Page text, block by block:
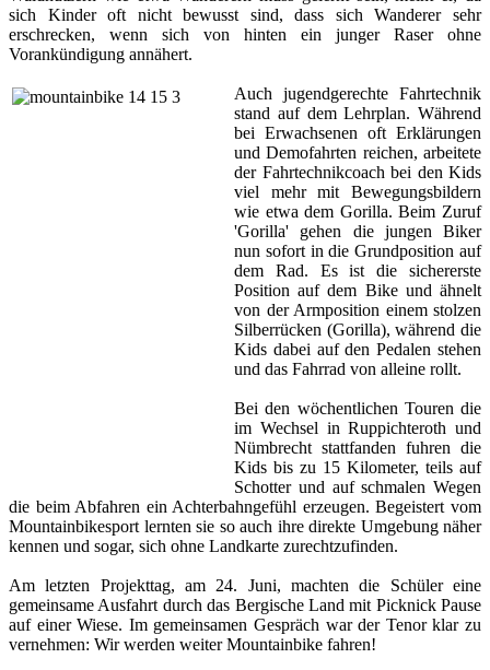
sich Kinder oft nicht bewusst sind, dass sich Wanderer sehr
erschrecken, wenn sich von hinten ein junger Raser ohne
Vorankündigung annähert.
Auch jugendgerechte Fahrtechnik
stand auf dem Lehrplan. Während
bei Erwachsenen oft Erklärungen
und Demofahrten reichen, arbeitete
der Fahrtechnikcoach bei den Kids
viel mehr mit Bewegungsbildern
wie etwa dem Gorilla. Beim Zuruf
'Gorilla' gehen die jungen Biker
nun sofort in die Grundposition auf
dem Rad. Es ist die sichererste
Position auf dem Bike und ähnelt
von der Armposition einem stolzen
Silberrücken (Gorilla), während die
Kids dabei auf den Pedalen stehen
und das Fahrrad von alleine rollt.
Bei den wöchentlichen Touren die
im Wechsel in Ruppichteroth und
Nümbrecht stattfanden fuhren die
Kids bis zu 15 Kilometer, teils auf
Schotter und auf schmalen Wegen
die beim Abfahren ein Achterbahngefühl erzeugen. Begeistert vom
Mountainbikesport lernten sie so auch ihre direkte Umgebung näher
kennen und sogar, sich ohne Landkarte zurechtzufinden.
Am letzten Projekttag, am 24. Juni, machten die Schüler eine
gemeinsame Ausfahrt durch das Bergische Land mit Picknick Pause
auf einer Wiese. Im gemeinsamen Gespräch war der Tenor klar zu
vernehmen: Wir werden weiter Mountainbike fahren!